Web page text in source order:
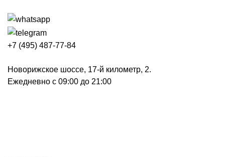
+7 (495) 487-77-84
Новорижское шоссе, 17-й километр, 2.
Ежедневно с 09:00 до 21:00